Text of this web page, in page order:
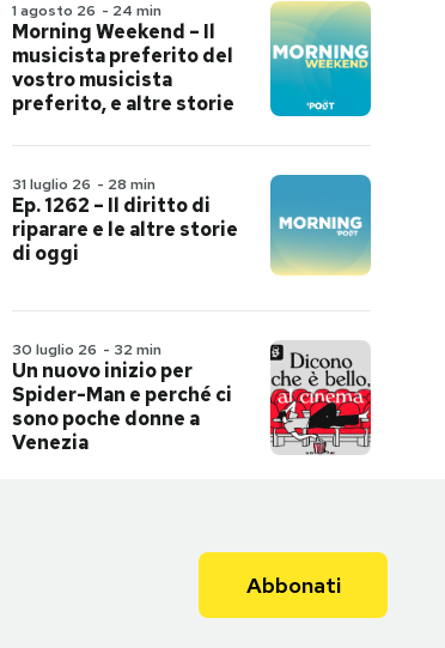
1 agosto 26 - 24 min
Morning Weekend – Il
musicista preferito del
vostro musicista
preferito, e altre storie
31 luglio 26 - 28 min
Ep. 1262 – Il diritto di
riparare e le altre storie
di oggi
30 luglio 26 - 32 min
Un nuovo inizio per
Spider-Man e perché ci
sono poche donne a
Venezia
Abbonati